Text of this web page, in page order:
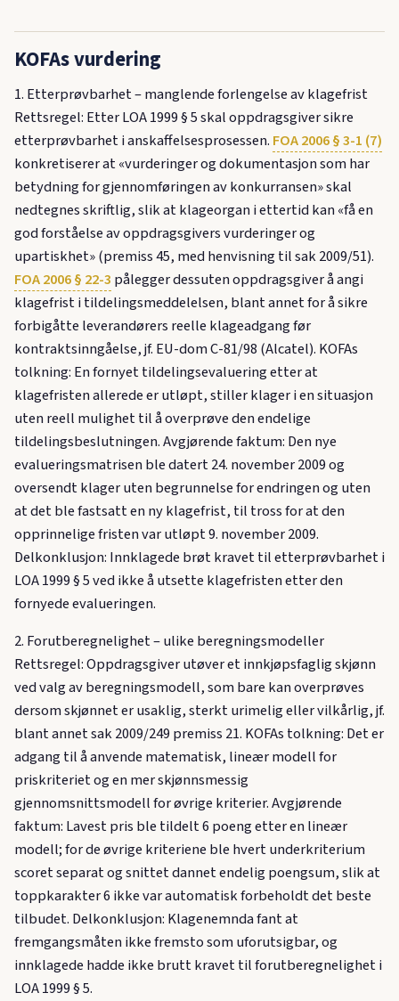
KOFAs vurdering
1. Etterprøvbarhet – manglende forlengelse av klagefrist
Rettsregel: Etter LOA 1999 § 5 skal oppdragsgiver sikre
etterprøvbarhet i anskaffelsesprosessen. FOA 2006 § 3-1 (7)
konkretiserer at «vurderinger og dokumentasjon som har
betydning for gjennomføringen av konkurransen» skal
nedtegnes skriftlig, slik at klageorgan i ettertid kan «få en
god forståelse av oppdragsgivers vurderinger og
upartiskhet» (premiss 45, med henvisning til sak 2009/51).
FOA 2006 § 22-3 pålegger dessuten oppdragsgiver å angi
klagefrist i tildelingsmeddelelsen, blant annet for å sikre
forbigåtte leverandørers reelle klageadgang før
kontraktsinngåelse, jf. EU-dom C-81/98 (Alcatel). KOFAs
tolkning: En fornyet tildelingsevaluering etter at
klagefristen allerede er utløpt, stiller klager i en situasjon
uten reell mulighet til å overprøve den endelige
tildelingsbeslutningen. Avgjørende faktum: Den nye
evalueringsmatrisen ble datert 24. november 2009 og
oversendt klager uten begrunnelse for endringen og uten
at det ble fastsatt en ny klagefrist, til tross for at den
opprinnelige fristen var utløpt 9. november 2009.
Delkonklusjon: Innklagede brøt kravet til etterprøvbarhet i
LOA 1999 § 5 ved ikke å utsette klagefristen etter den
fornyede evalueringen.
2. Forutberegnelighet – ulike beregningsmodeller
Rettsregel: Oppdragsgiver utøver et innkjøpsfaglig skjønn
ved valg av beregningsmodell, som bare kan overprøves
dersom skjønnet er usaklig, sterkt urimelig eller vilkårlig, jf.
blant annet sak 2009/249 premiss 21. KOFAs tolkning: Det er
adgang til å anvende matematisk, lineær modell for
priskriteriet og en mer skjønnsmessig
gjennomsnittsmodell for øvrige kriterier. Avgjørende
faktum: Lavest pris ble tildelt 6 poeng etter en lineær
modell; for de øvrige kriteriene ble hvert underkriterium
scoret separat og snittet dannet endelig poengsum, slik at
toppkarakter 6 ikke var automatisk forbeholdt det beste
tilbudet. Delkonklusjon: Klagenemnda fant at
fremgangsmåten ikke fremsto som uforutsigbar, og
innklagede hadde ikke brutt kravet til forutberegnelighet i
LOA 1999 § 5.